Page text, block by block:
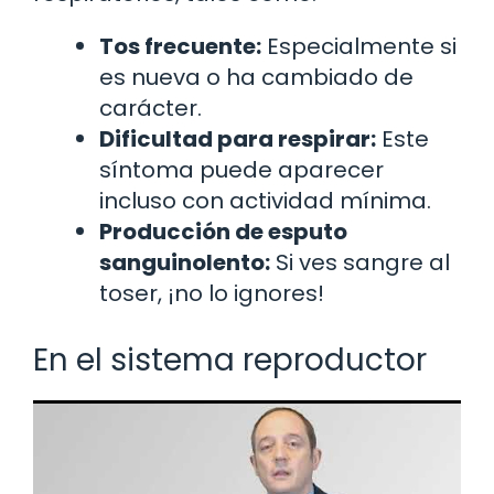
Tos frecuente: Especialmente si
es nueva o ha cambiado de
carácter.
Dificultad para respirar: Este
síntoma puede aparecer
incluso con actividad mínima.
Producción de esputo
sanguinolento: Si ves sangre al
toser, ¡no lo ignores!
En el sistema reproductor